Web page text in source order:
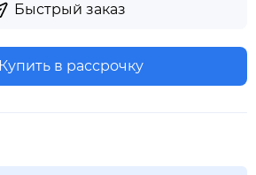
Быстрый заказ
Купить в рассрочку